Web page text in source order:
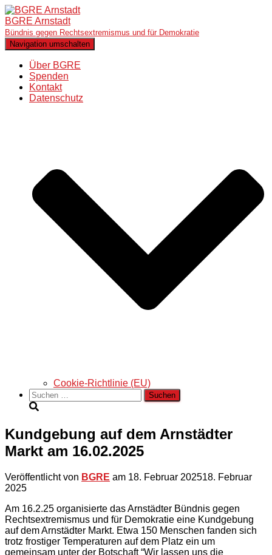
BGRE Arnstadt
Bündnis gegen Rechtsextremismus und für Demokratie
Navigation umschalten
Über BGRE
Spenden
Kontakt
Datenschutz
Cookie-Richtlinie (EU)
Suchen
nach:
Kundgebung auf dem Arnstädter
Markt am 16.02.2025
Veröffentlicht von BGRE am 18. Februar 202518. Februar
2025
Am 16.2.25 organisierte das Arnstädter Bündnis gegen
Rechtsextremismus und für Demokratie eine Kundgebung
auf dem Arnstädter Markt. Etwa 150 Menschen fanden sich
trotz frostiger Temperaturen auf dem Platz ein um
gemeinsam unter der Botschaft “Wir lassen uns die